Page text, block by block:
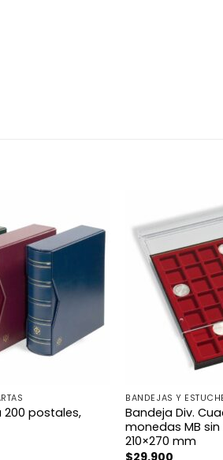
200 postales,
BANDEJAS Y
Bandeja Div.
monedas MB
210×270 mm